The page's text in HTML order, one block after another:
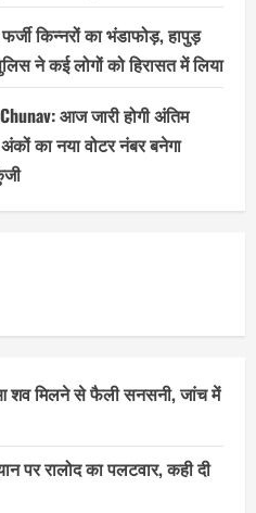
किन्नरों का भंडाफोड़, हापुड़
ने कई लोगों को हिरासत में लिया
आज जारी होगी अंतिम
का नया वोटर नंबर बनेगा
शव मिलने से फैली सनसनी, जांच में
पर रालोद का पलटवार, कही दी